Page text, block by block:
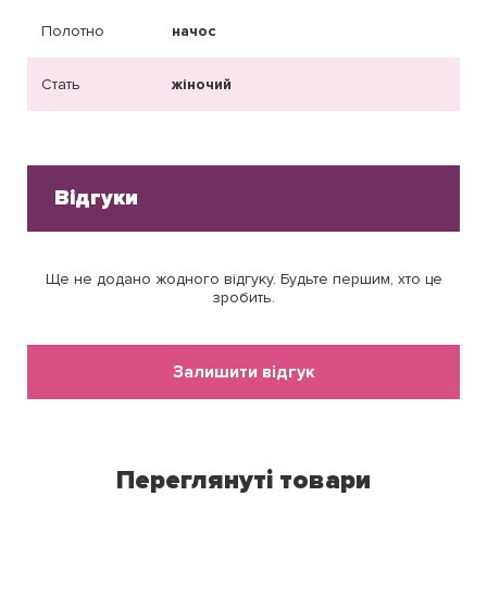
Полотно начос
Стать жіночий
Відгуки
Ще не додано жодного відгуку. Будьте першим, хто це
зробить.
Залишити відгук
Переглянуті товари